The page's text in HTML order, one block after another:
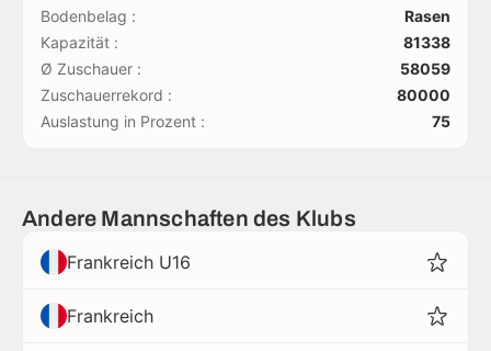
Bodenbelag :
Rasen
Kapazität :
81338
Ø Zuschauer :
58059
Zuschauerrekord :
80000
Auslastung in Prozent :
75
Andere Mannschaften des Klubs
Frankreich U16
Frankreich